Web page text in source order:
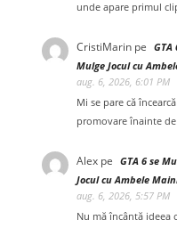
unde apare primul
CristiMarin pe
Mulge Jocul cu
aug. 6, 2026, 6:01 PM
Mi se pare că
promovare înainte de
Alex pe GTA 6 se
Jocul cu Ambele
aug. 6, 2026, 5:57 PM
Nu mă încântă ideea